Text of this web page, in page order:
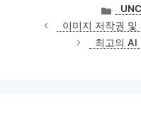
카
테
고
리
이미지 저작권 및
최고의 AI